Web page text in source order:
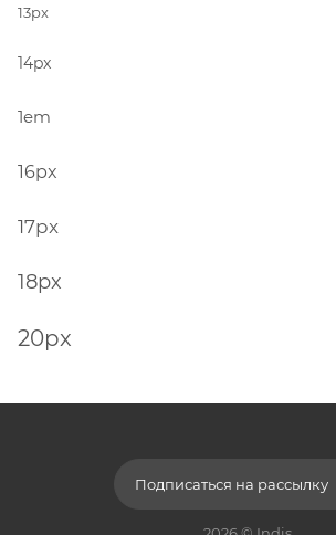
13px
14px
1em
16px
17px
18px
20px
Подписаться на рассылку